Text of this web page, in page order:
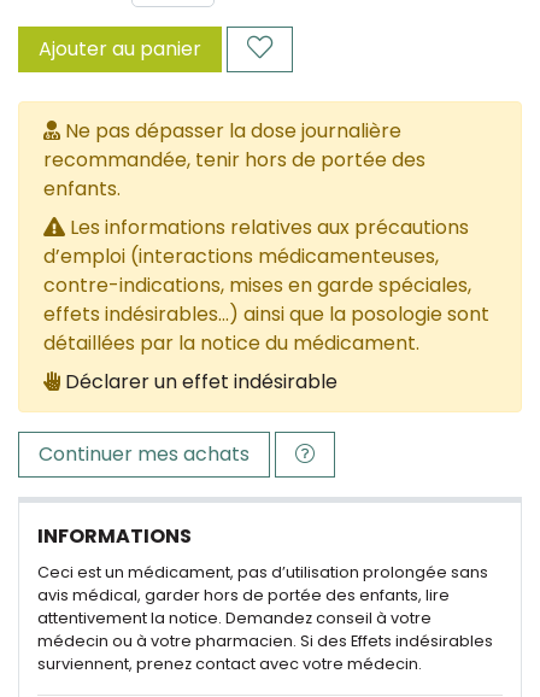
Ajouter au panier
Ne pas dépasser la dose journalière
recommandée, tenir hors de portée des
enfants.
Les informations relatives aux précautions
d’emploi (interactions médicamenteuses,
contre-indications, mises en garde spéciales,
effets indésirables...) ainsi que la posologie sont
détaillées par la notice du médicament.
Déclarer un effet indésirable
Continuer mes achats
INFORMATIONS
Ceci est un médicament, pas d’utilisation prolongée sans
avis médical, garder hors de portée des enfants, lire
attentivement la notice. Demandez conseil à votre
médecin ou à votre pharmacien. Si des Effets indésirables
surviennent, prenez contact avec votre médecin.